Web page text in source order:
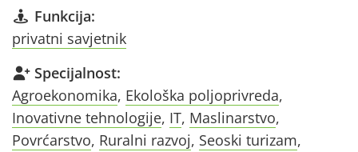
Funkcija:
privatni savjetnik
Specijalnost:
Agroekonomika, Ekološka poljoprivreda,
Inovativne tehnologije, IT, Maslinarstvo,
Povrćarstvo, Ruralni razvoj, Seoski turizam,